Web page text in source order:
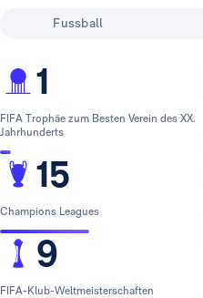
Fussball
1
FIFA Trophäe zum Besten Verein des XX.
Jahrhunderts
15
Champions Leagues
9
FIFA-Klub-Weltmeisterschaften